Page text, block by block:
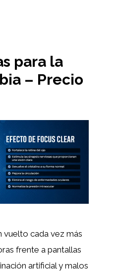
para la
– Precio
vuelto cada vez más
frente a pantallas
artificial y malos